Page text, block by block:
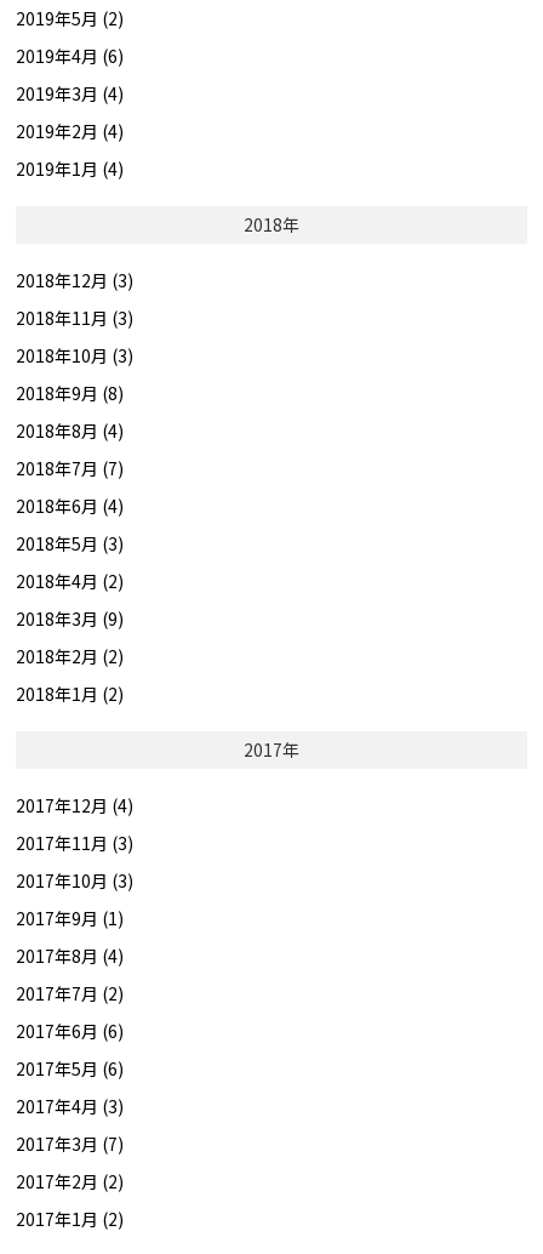
2019年5月 (2)
2019年4月 (6)
2019年3月 (4)
2019年2月 (4)
2019年1月 (4)
2018年
2018年12月 (3)
2018年11月 (3)
2018年10月 (3)
2018年9月 (8)
2018年8月 (4)
2018年7月 (7)
2018年6月 (4)
2018年5月 (3)
2018年4月 (2)
2018年3月 (9)
2018年2月 (2)
2018年1月 (2)
2017年
2017年12月 (4)
2017年11月 (3)
2017年10月 (3)
2017年9月 (1)
2017年8月 (4)
2017年7月 (2)
2017年6月 (6)
2017年5月 (6)
2017年4月 (3)
2017年3月 (7)
2017年2月 (2)
2017年1月 (2)